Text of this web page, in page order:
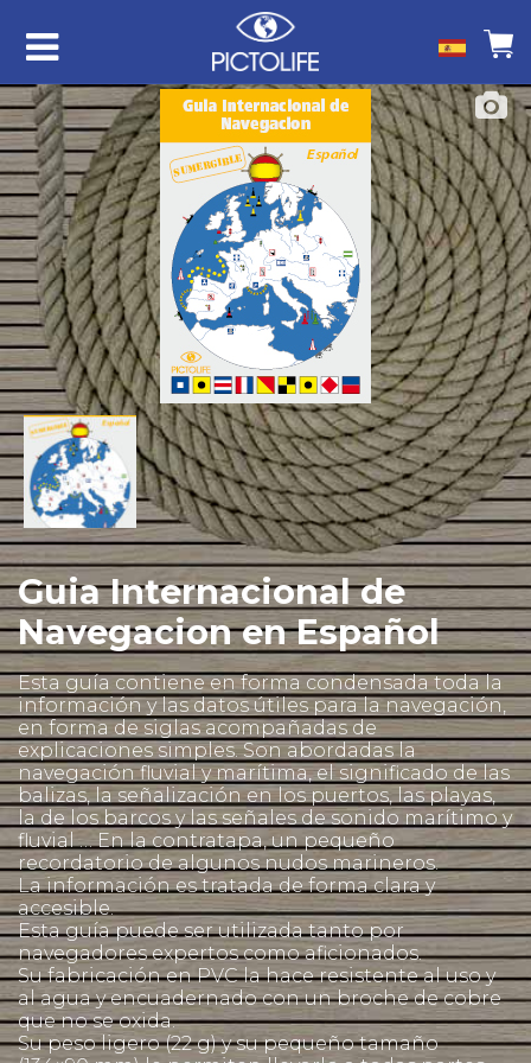
Guia Internacional de
Navegacion en Español
Esta guía contiene en forma condensada toda la
información y las datos útiles para la navegación,
en forma de siglas acompañadas de
explicaciones simples. Son abordadas la
navegación fluvial y marítima, el significado de las
balizas, la señalización en los puertos, las playas,
la de los barcos y las señales de sonido marítimo y
fluvial … En la contratapa, un pequeño
recordatorio de algunos nudos marineros.
La información es tratada de forma clara y
accesible.
Esta guía puede ser utilizada tanto por
navegadores expertos como aficionados.
Su fabricación en PVC la hace resistente al uso y
al agua y encuadernado con un broche de cobre
que no se oxida.
Su peso ligero (22 g) y su pequeño tamaño